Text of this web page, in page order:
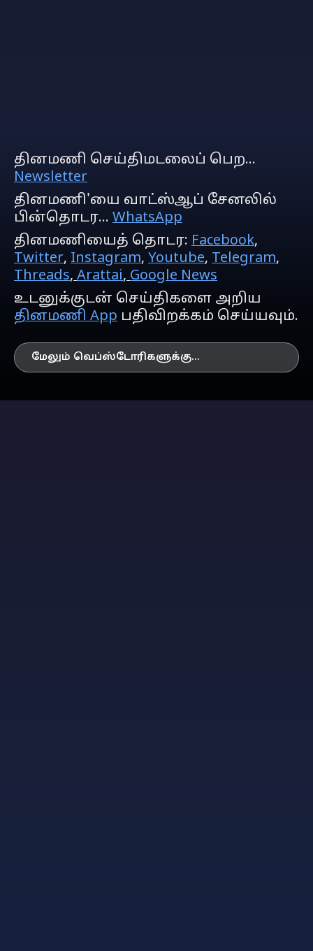
தினமணி செய்திமடலைப் பெற...
Newsletter
தினமணி'யை வாட்ஸ்ஆப் சேனலில்
பின்தொடர... WhatsApp
தினமணியைத் தொடர: Facebook,
Twitter, Instagram, Youtube, Telegram,
Threads, Arattai, Google News
உடனுக்குடன் செய்திகளை அறிய
தினமணி App பதிவிறக்கம் செய்யவும்.
மேலும் வெப்ஸ்டோரிகளுக்கு...